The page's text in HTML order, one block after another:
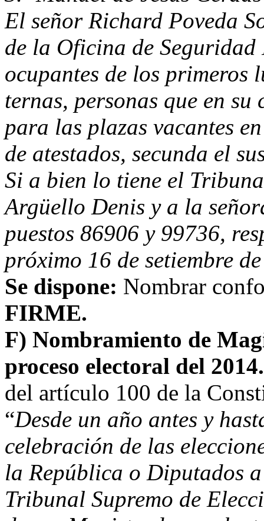
El señor Richard Poveda
de la Oficina de
ocupantes de los primeros
ternas, personas que en
para las plazas vacantes
de atestados, secunda el
Si a bien lo tiene el
Argüello Denis y a la
puestos 86906 y 99736,
próximo 16 de setiembre
Se dispone: Nombrar
FIRME.
F) Nombramiento de
proceso electoral del
del artículo 100 de la
“Desde un año antes y
celebración de las
la República o Diputados
Tribunal Supremo de